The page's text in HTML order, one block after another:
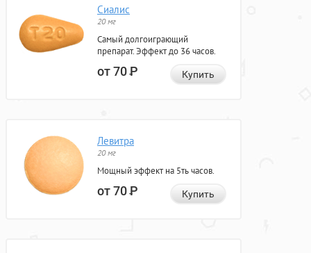
Сиалис
20 мг
Самый долгоиграющий
препарат. Эффект до 36 часов.
от 70Р Купить
Левитра
20 мг
Мощный эффект на 5ть часов.
от 70Р Купить